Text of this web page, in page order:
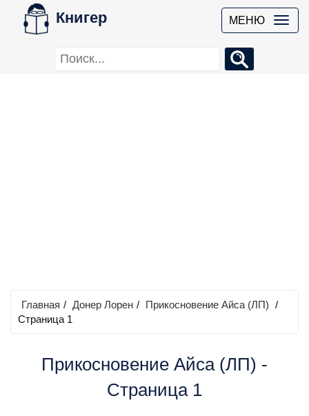
Книгер МЕНЮ
Главная / Донер Лорен / Прикосновение Айса (ЛП) /
Страница 1
Прикосновение Айса (ЛП) -
Страница 1